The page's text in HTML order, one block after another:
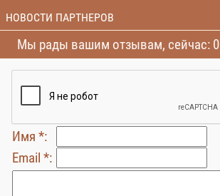
НОВОСТИ ПАРТНЕРОВ
Мы рады вашим отзывам, сейчас: 0
Имя *:
Email *: